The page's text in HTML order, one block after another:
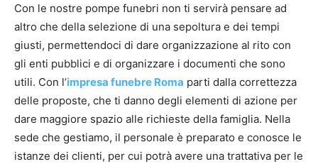
Con le nostre pompe funebri non ti servirà pensare ad
altro che della selezione di una sepoltura e dei tempi
giusti, permettendoci di dare organizzazione al rito con
gli enti pubblici e di organizzare i documenti che sono
utili. Con l’impresa funebre Roma parti dalla correttezza
delle proposte, che ti danno degli elementi di azione per
dare maggiore spazio alle richieste della famiglia. Nella
sede che gestiamo, il personale è preparato e conosce le
istanze dei clienti, per cui potrà avere una trattativa per le